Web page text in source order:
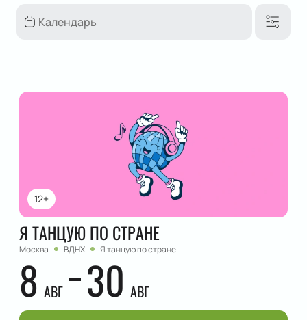
12+
Я ТАНЦУЮ ПО СТРАНЕ
Москва ВДНХ Я танцую по стране
8 АВГ 30 АВГ